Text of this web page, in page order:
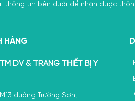
thông tin bên dưới để nhận được
HÀNG
DV & TRANG THIẾT BỊ Y
đường Trường Sơn,